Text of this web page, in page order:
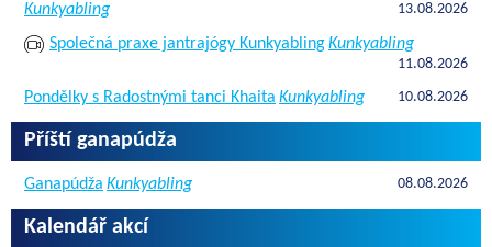
Kunkyabling
13.08.2026
Společná praxe jantrajógy KunkyablingKunkyabling
11.08.2026
Pondělky s Radostnými tanci Khaita Kunkyabling 10.08.2026
Příští ganapúdža
Ganapúdža Kunkyabling 08.08.2026
Kalendář akcí